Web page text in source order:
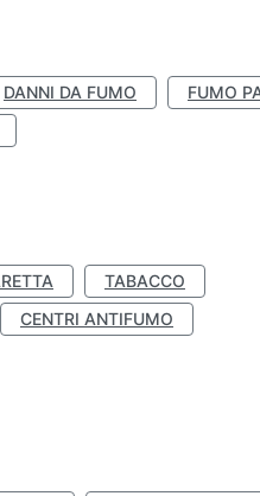
DANNI DA FUMO
FUMO
TABACCO
CENTRI ANTIFUMO